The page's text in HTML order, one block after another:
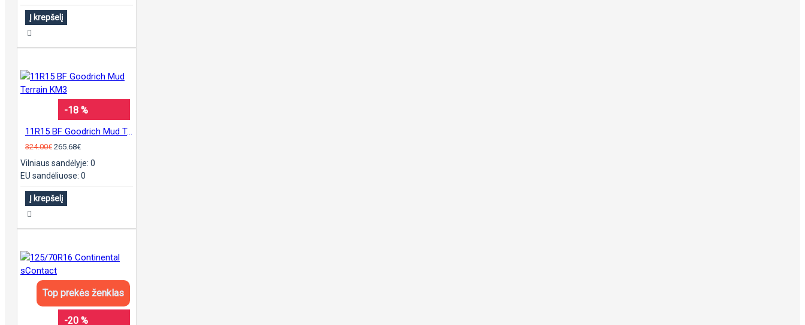
Į krepšelį
-18 %
11R15 BF Goodrich Mud Terrain KM3
324.00€ 265.68€
Vilniaus sandėlyje: 0
EU sandėliuose: 0
Į krepšelį
Top prekės ženklas
-20 %